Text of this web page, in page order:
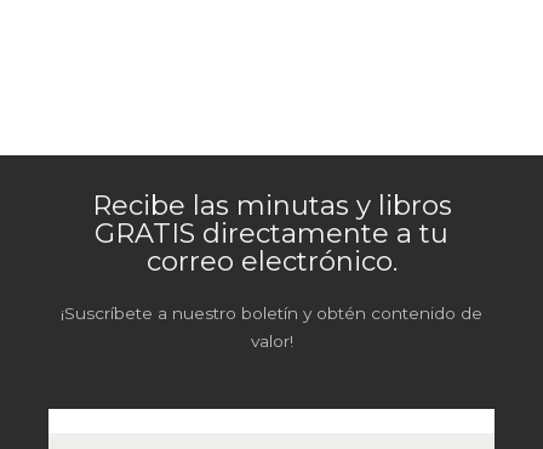
Recibe las minutas y libros
GRATIS directamente a tu
correo electrónico.
¡Suscríbete a nuestro boletín y obtén contenido de
valor!